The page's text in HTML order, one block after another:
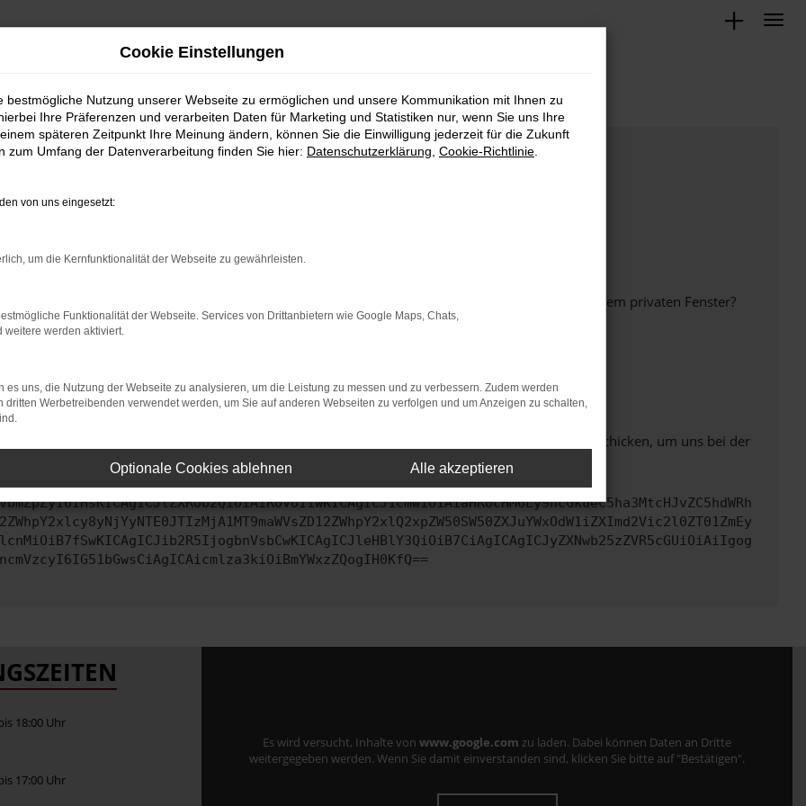
bestimmter Seiten verhindern. Funktioniert die Seite in einem anderen Browser oder in einem privaten Fenster?
beheben.
auf dem neuesten Stand sind.
kann auch dazu führen, dass bestimmte Funktionen nicht mehr unterstützt werden.
uns bitte. Wir werden versuchen, das Problem zu beheben. Du kannst uns diesen Text schicken, um uns bei der
18:00 Uhr
17:00 Uhr
Es wird versucht, Inhalte von www.google.com zu laden. Dabei können Daten an Dritte
weitergegeben werden. Wenn Sie damit einverstanden sind, klicken Sie bitte auf "Bestätigen".
Cookie Einstellungen
bestmögliche Nutzung unserer Webseite zu ermöglichen und unsere Kommunikation mit Ihnen zu
Ihre Präferenzen und verarbeiten Daten für Marketing und Statistiken nur, wenn Sie uns Ihre
späteren Zeitpunkt Ihre Meinung ändern, können Sie die Einwilligung jederzeit für die Zukunft
zum Umfang der Datenverarbeitung finden Sie hier: Datenschutzerklärung Cookie-Richtlinie
von uns eingesetzt:
um die Kernfunktionalität der Webseite zu gewährleisten.
Funktionalität der Webseite. Services von Drittanbietern wie Google Maps, Chats,
weitere werden aktiviert.
es uns, die Nutzung der Webseite zu analysieren, um die Leistung zu messen und zu verbessern. Zudem werden
dritten Werbetreibenden verwendet werden, um Sie auf anderen Webseiten zu verfolgen und um Anzeigen zu schalten,
Optionale Cookies ablehnen Alle akzeptieren